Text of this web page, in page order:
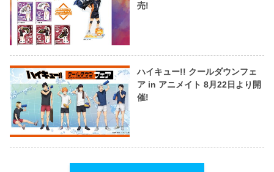
売!
ハイキュー!! クールダウンフェ
ア in アニメイト 8月22日より開
催!